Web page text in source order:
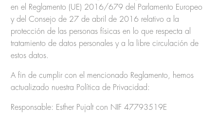
en el Reglamento (UE) 2016/679 del Parlamento Europeo
y del Consejo de 27 de abril de 2016 relativo a la
protección de las personas físicas en lo que respecta al
tratamiento de datos personales y a la libre circulación de
estos datos.
A fin de cumplir con el mencionado Reglamento, hemos
actualizado nuestra Política de Privacidad:
Responsable: Esther Pujalt con NIF 47793519E